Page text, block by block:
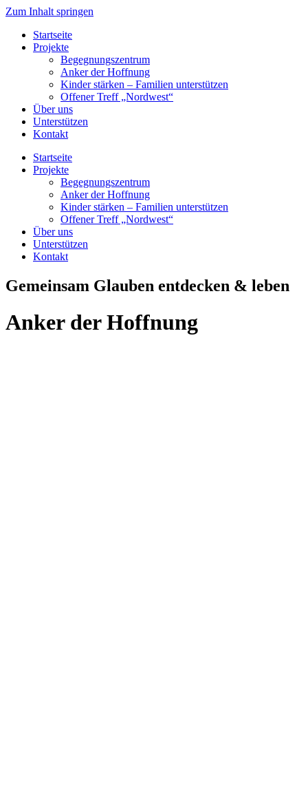
Zum Inhalt springen
Startseite
Projekte
Begegnungszentrum
Anker der Hoffnung
Kinder stärken – Familien unterstützen
Offener Treff „Nordwest“
Über uns
Unterstützen
Kontakt
Startseite
Projekte
Begegnungszentrum
Anker der Hoffnung
Kinder stärken – Familien unterstützen
Offener Treff „Nordwest“
Über uns
Unterstützen
Kontakt
Gemeinsam Glauben entdecken & leben
Anker der Hoffnung